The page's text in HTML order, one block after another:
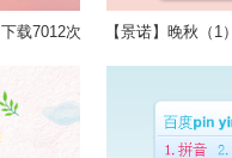
下载7012次 【景诺】晚秋（1